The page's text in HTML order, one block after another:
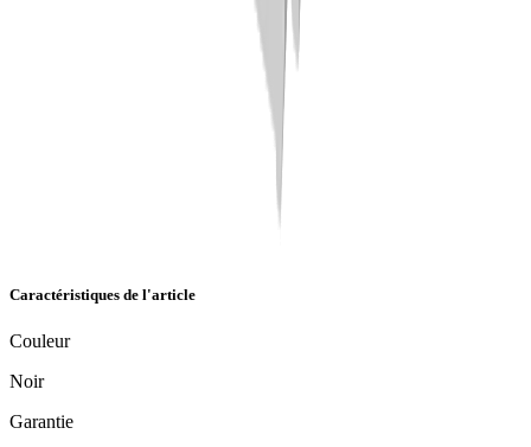
Caractéristiques de l'article
Couleur
Noir
Garantie